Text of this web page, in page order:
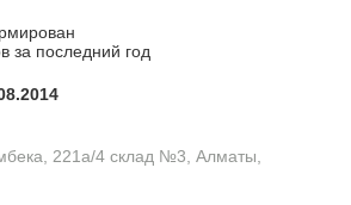
за последний год
221а/4 склад №3, Алматы,